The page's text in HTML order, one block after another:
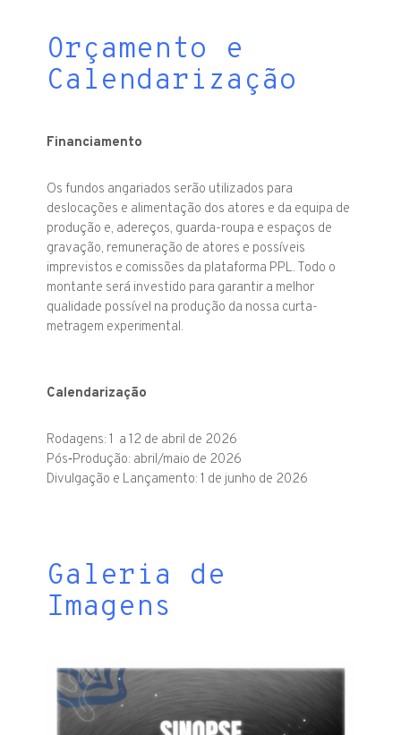
Orçamento e
Calendarização
Financiamento
Os fundos angariados serão utilizados para
deslocações e alimentação dos atores e da equipa de
produção e, adereços, guarda-roupa e espaços de
gravação, remuneração de atores e possíveis
imprevistos e comissões da plataforma PPL. Todo o
montante será investido para garantir a melhor
qualidade possível na produção da nossa curta-
metragem experimental.
Calendarização
Rodagens: 1 a 12 de abril de 2026
Pós‑Produção: abril/maio de 2026
Divulgação e Lançamento: 1 de junho de 2026
Galeria de
Imagens